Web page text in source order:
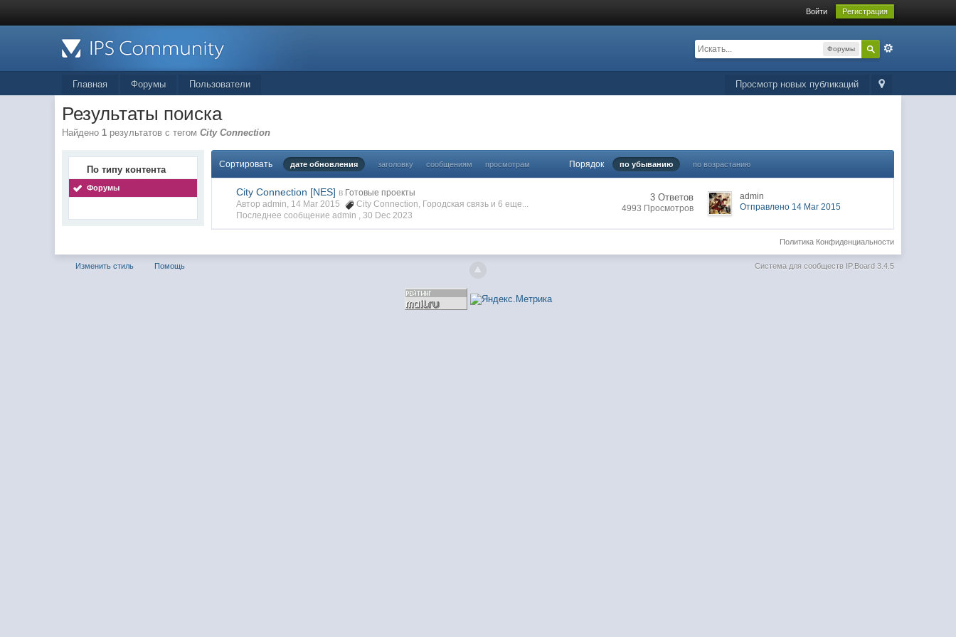
Войти Регистрация
Форумы
Просмотр новых публикаций
Главная Форумы Пользователи
Результаты поиска
Найдено1 результатов с тегомCity Connection
По типу контента
Форумы
Сортировать дате обновления заголовку сообщениям просмотрам Порядок по убыванию по возрастанию
City Connection [NES] в Готовые проекты
Автор admin, 14 Mar 2015
City Connection, Городская связь и 6 еще...
Последнее сообщение admin ,30 Dec 2023
3 Ответов
4993 Просмотров
admin
Отправлено 14 Mar 2015
Политика Конфиденциальности
Изменить стиль Помощь Система для сообществ IP.Board 3.4.5